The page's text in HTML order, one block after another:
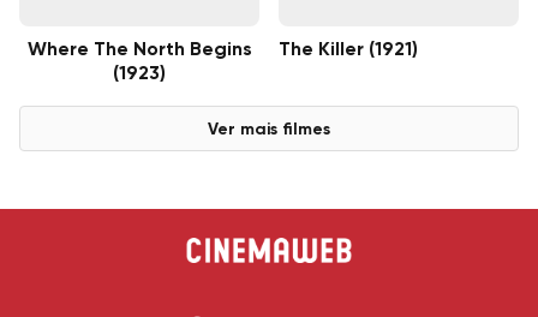
Where The North Begins
(1923)
The Killer (1921)
Ver mais filmes